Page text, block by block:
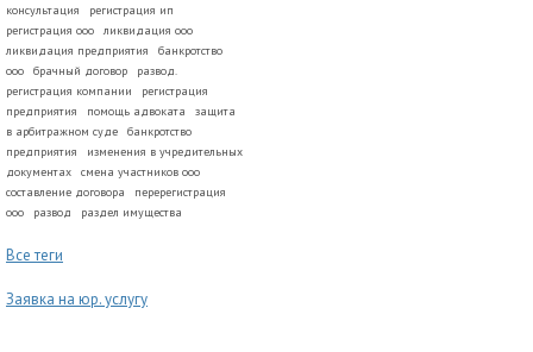
консультация
регистрация ип
регистрация ооо
ликвидация ооо
ликвидация предприятия
банкротство
ооо
брачный договор
развод.
регистрация компании
регистрация
предприятия
помощь адвоката
защита
в арбитражном суде
банкротство
предприятия
изменения в учредительных
документах
смена участников ооо
составление договора
перерегистрация
ооо
развод раздел имущества
Все теги
Заявка на юр. услугу